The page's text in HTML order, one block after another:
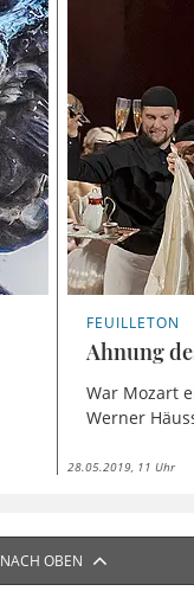
FEUILLETON
Ahnung
War Mozart
Werner
28.05.2019, 11 Uhr
NACH OBEN